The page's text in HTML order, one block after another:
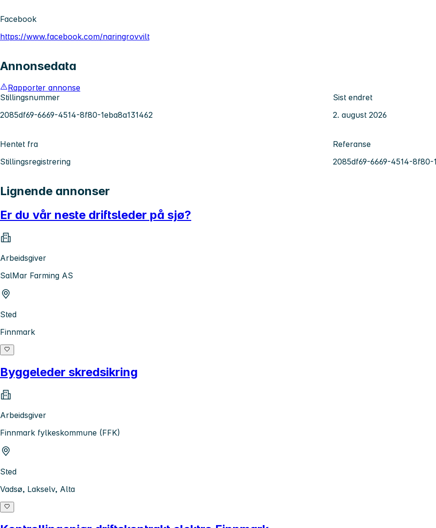
Facebook
https://www.facebook.com/naringrovvilt
Annonsedata
Rapporter annonse
Stillingsnummer
2085df69-6669-4514-8f80-1eba8a131462
Sist endret
2. august 2026
Hentet fra
Stillingsregistrering
Referanse
2085df69-6669-4514-8f80-
Lignende annonser
Er du vår neste driftsleder på sjø?
Arbeidsgiver
SalMar Farming AS
Sted
Finnmark
Byggeleder skredsikring
Arbeidsgiver
Finnmark fylkeskommune (FFK)
Sted
Vadsø, Lakselv, Alta